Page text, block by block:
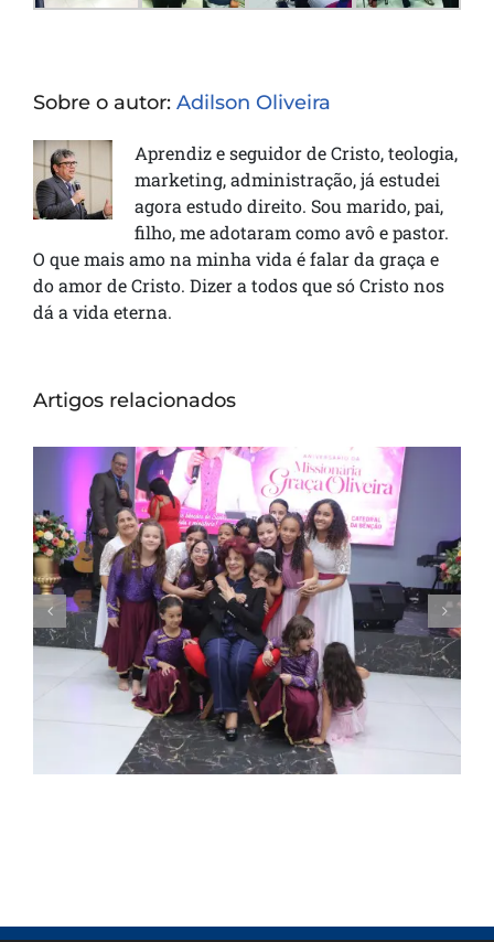
Sobre o autor: Adilson Oliveira
Aprendiz e seguidor de Cristo, teologia,
marketing, administração, já estudei
agora estudo direito. Sou marido, pai,
filho, me adotaram como avô e pastor.
O que mais amo na minha vida é falar da graça e
do amor de Cristo. Dizer a todos que só Cristo nos
dá a vida eterna.
Artigos relacionados
Missionária Graça Oliveira celebra 75 anos
em culto de ação de graças na Catedral
da Bênção